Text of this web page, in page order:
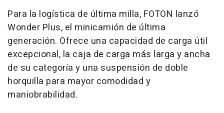
Para la logística de última milla, FOTON lanzó
Wonder Plus, el minicamión de última
generación. Ofrece una capacidad de carga útil
excepcional, la caja de carga más larga y ancha
de su categoría y una suspensión de doble
horquilla para mayor comodidad y
maniobrabilidad.